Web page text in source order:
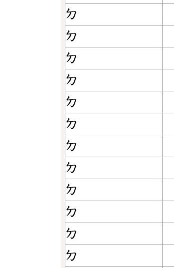
ㄉ
ㄉ
ㄉ
ㄉ
ㄉ
ㄉ
ㄉ
ㄉ
ㄉ
ㄉ
ㄉ
ㄉ